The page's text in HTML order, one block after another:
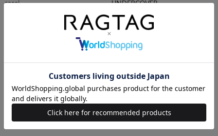
sacai UNDERCOVER
N.HOOLYWOOD Needles